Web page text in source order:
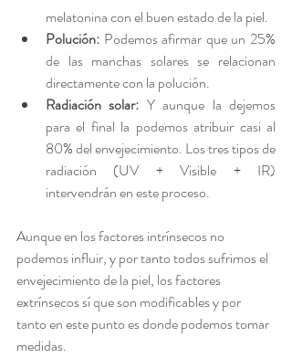
melatonina con el buen estado de la piel.
Polución: Podemos afirmar que un 25%
de las manchas solares se relacionan
directamente con la polución.
Radiación solar: Y aunque la dejemos
para el final la podemos atribuir casi al
80% del envejecimiento. Los tres tipos de
radiación (UV + Visible + IR)
intervendrán en este proceso.
Aunque en los factores intrínsecos no
podemos influir, y por tanto todos sufrimos el
envejecimiento de la piel, los factores
extrínsecos sí que son modificables y por
tanto en este punto es donde podemos tomar
medidas.